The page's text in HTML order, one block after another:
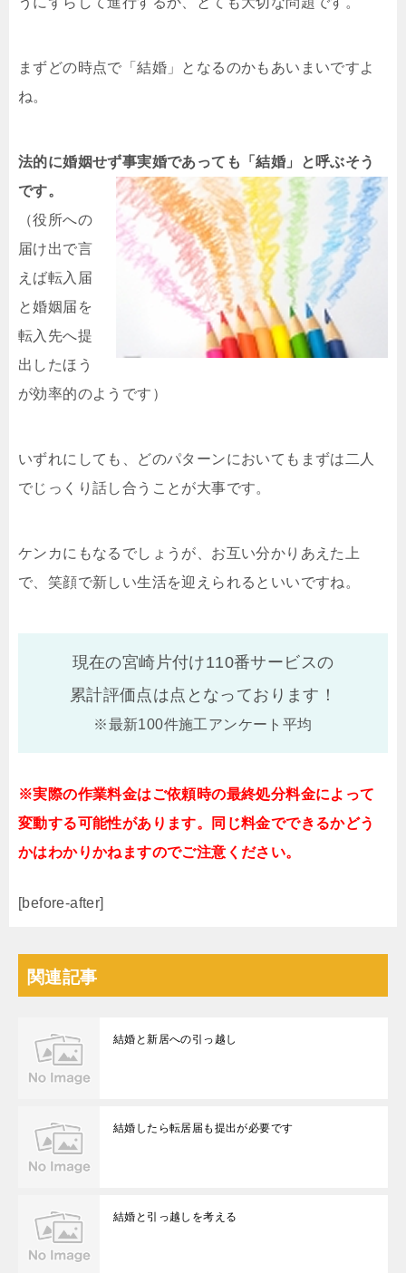
まずどの時点で「結婚」となるのかもあいまいですよ
ね。
法的に婚姻せず事実婚であっても「結婚」と呼ぶそう
です。
（役所への
届け出で言
えば転入届
と婚姻届を
転入先へ提
出したほう
が効率的のようです）
いずれにしても、どのパターンにおいてもまずは二人
でじっくり話し合うことが大事です。
ケンカにもなるでしょうが、お互い分かりあえた上
で、笑顔で新しい生活を迎えられるといいですね。
現在の宮崎片付け110番サービスの
累計評価点は点となっております！
※最新100件施工アンケート平均
※実際の作業料金はご依頼時の最終処分料金によって
変動する可能性があります。同じ料金でできるかどう
かはわかりかねますのでご注意ください。
[before-after]
関連記事
結婚と新居への引っ越し
結婚したら転居届も提出が必要です
結婚と引っ越しを考える